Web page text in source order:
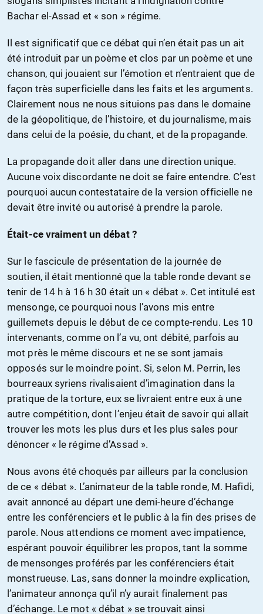
Bachar el-Assad et « son » régime.
Il est significatif que ce débat qui n’en était pas un ait
été introduit par un poème et clos par un poème et une
chanson, qui jouaient sur l’émotion et n’entraient que de
façon très superficielle dans les faits et les arguments.
Clairement nous ne nous situions pas dans le domaine
de la géopolitique, de l’histoire, et du journalisme, mais
dans celui de la poésie, du chant, et de la propagande.
La propagande doit aller dans une direction unique.
Aucune voix discordante ne doit se faire entendre. C’est
pourquoi aucun contestataire de la version officielle ne
devait être invité ou autorisé à prendre la parole.
Était-ce vraiment un débat ?
Sur le fascicule de présentation de la journée de
soutien, il était mentionné que la table ronde devant se
tenir de 14 h à 16 h 30 était un « débat ». Cet intitulé est
mensonge, ce pourquoi nous l’avons mis entre
guillemets depuis le début de ce compte-rendu. Les 10
intervenants, comme on l’a vu, ont débité, parfois au
mot près le même discours et ne se sont jamais
opposés sur le moindre point. Si, selon M. Perrin, les
bourreaux syriens rivalisaient d’imagination dans la
pratique de la torture, eux se livraient entre eux à une
autre compétition, dont l’enjeu était de savoir qui allait
trouver les mots les plus durs et les plus sales pour
dénoncer « le régime d’Assad ».
Nous avons été choqués par ailleurs par la conclusion
de ce « débat ». L’animateur de la table ronde, M. Hafidi,
avait annoncé au départ une demi-heure d’échange
entre les conférenciers et le public à la fin des prises de
parole. Nous attendions ce moment avec impatience,
espérant pouvoir équilibrer les propos, tant la somme
de mensonges proférés par les conférenciers était
monstrueuse. Las, sans donner la moindre explication,
l’animateur annonça qu’il n’y aurait finalement pas
d’échange. Le mot « débat » se trouvait ainsi